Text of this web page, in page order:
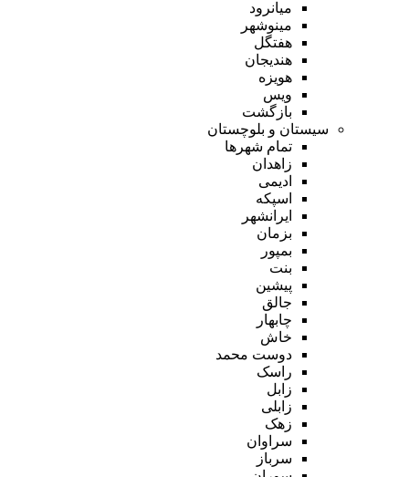
میانرود
مینوشهر
هفتگل
هندیجان
هویزه
ویس
بازگشت
سیستان و بلوچستان
تمام شهر‌ها
زاهدان
ادیمی
اسپکه
ایرانشهر
بزمان
بمپور
بنت
پیشین
جالق
چابهار
خاش
دوست محمد
راسک
زابل
زابلی
زهک
سراوان
سرباز